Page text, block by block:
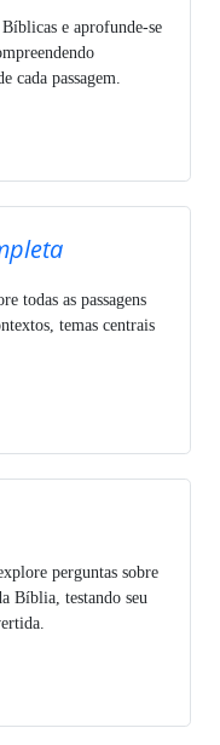
Bíblicas e aprofunde-se
cada passagem.
todas as passagens
temas centrais
perguntas sobre
Bíblia, testando seu